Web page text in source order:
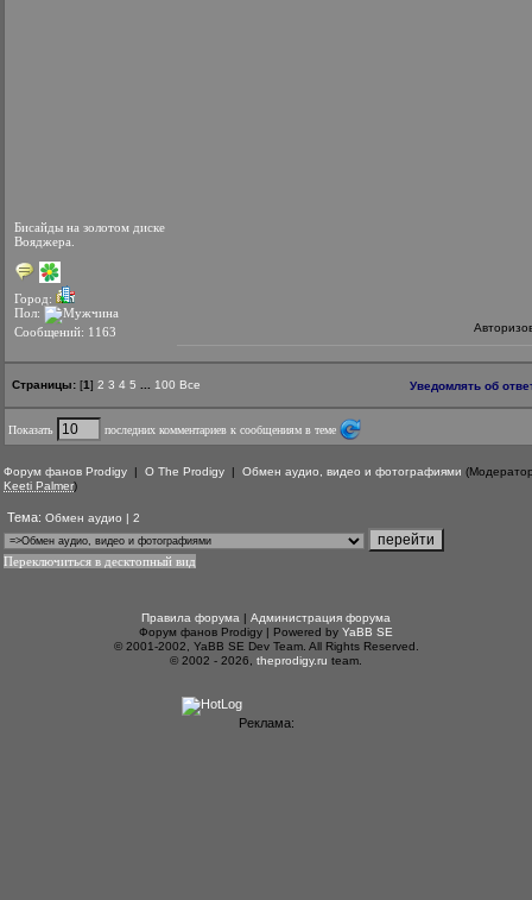
Бисайды на золотом диске
Вояджера.
Город:
Пол:
Сообщений: 1163
Страницы: [1] 2 3 4 5 100 Все Уведомлять об
Показать последних комментариев к сообщениям в теме
Форум фанов Prodigy | О The Prodigy | Обмен аудио, видео и фотографиями
Keeti Palmer)
Тема: Обмен аудио | 2
Переключиться в десктопный вид
Правила форума | Администрация форума
Форум фанов Prodigy | Powered by YaBB SE
© 2001-2002, YaBB SE Dev Team. All Rights Reserved.
© 2002 - 2026, theprodigy.ru team.
Реклама: